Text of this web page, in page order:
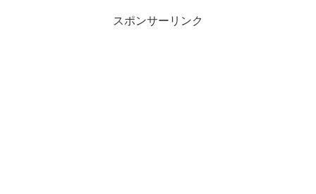
スポンサーリンク